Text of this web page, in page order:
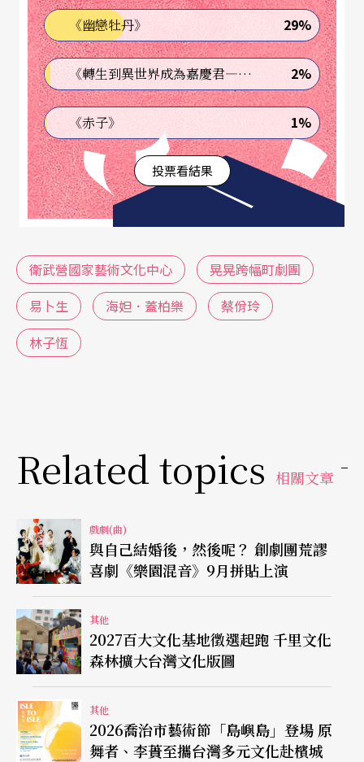
《幽戀牡丹》 29%
《轉生到異世界成為嘉慶君—發現我的祖先是詐騙集團!?》 2%
《赤子》 1%
投票看結果
衛武營國家藝術文化中心
晃晃跨幅町劇團
易卜生
海妲．蓋柏樂
蔡佾玲
林子恆
Related topics 相關文章
戲劇(曲)
與自己結婚後，然後呢？ 創劇團荒謬
喜劇《樂園混音》9月拼貼上演
其他
2027百大文化基地徵選起跑 千里文化
森林擴大台灣文化版圖
其他
2026喬治市藝術節「島嶼島」登場 原
舞者、李蕢至攜台灣多元文化赴檳城